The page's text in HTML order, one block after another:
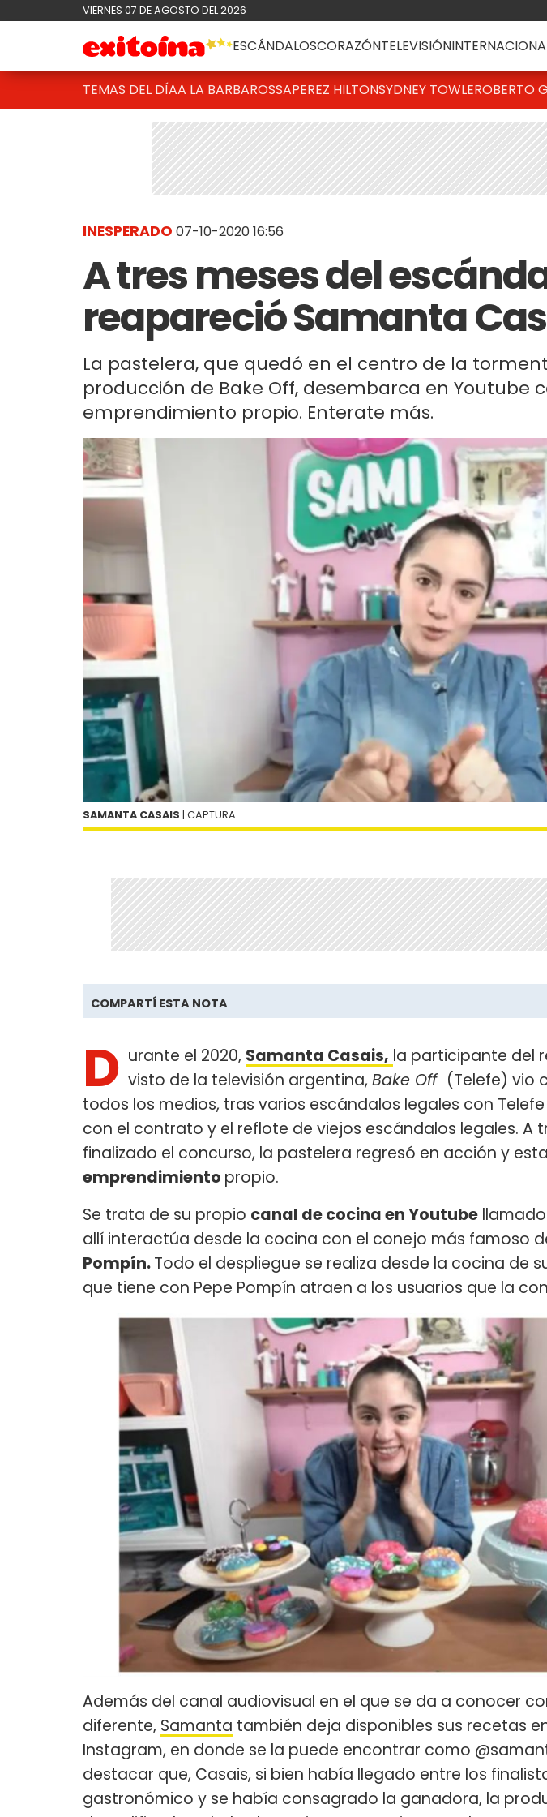
VIERNES 07 DE AGOSTO DEL 2026
ESCÁNDALOSCORAZÓNTELEVISIÓN
TEMAS DEL DÍAA LA BARBAROSSAPEREZ HILTONSYDNEY TOWLEROBERTO
INESPERADO 07-10-2020 16:56
A tres meses del
reapareció Samanta
La pastelera, que quedó en el centro de la
producción de Bake Off, desembarca en Youtube
emprendimiento propio. Enterate más.
SAMANTA CASAIS | CAPTURA
COMPARTÍ ESTA NOTA
D urante el 2020, Samanta Casais, la participante del
visto de la televisión argentina, Bake Off (Telefe) vio
todos los medios, tras varios escándalos legales con
con el contrato y el reflote de viejos escándalos legales. A
finalizado el concurso, la pastelera regresó en acción y
emprendimiento propio.
Se trata de su propio canal de cocina en Youtube llamado
allí interactúa desde la cocina con el conejo más famoso
Pompín.Todo el despliegue se realiza desde la cocina de
que tiene con Pepe Pompín atraen a los usuarios que la
Además del canal audiovisual en el que se da a conocer
diferente, Samanta también deja disponibles sus recetas
Instagram, en donde se la puede encontrar como
destacar que, Casais, si bien había llegado entre los
gastronómico y se había consagrado la ganadora, la